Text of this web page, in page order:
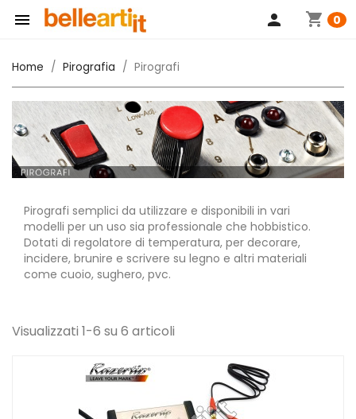
 shopping_cart 0
person
Home Pirografia Pirografi
Pirografi semplici da utilizzare e disponibili in vari
modelli per un uso sia professionale che hobbistico.
Dotati di regolatore di temperatura, per decorare,
incidere, brunire e scrivere su legno e altri materiali
come cuoio, sughero, pvc.
Visualizzati 1-6 su 6 articoli